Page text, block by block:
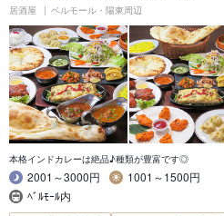
居酒屋 ベルモール・陽東周辺
本格インドカレーは絶品♪種類が豊富です◎
2001～3000円
1001～1500円
ﾍﾞﾙﾓｰﾙ内